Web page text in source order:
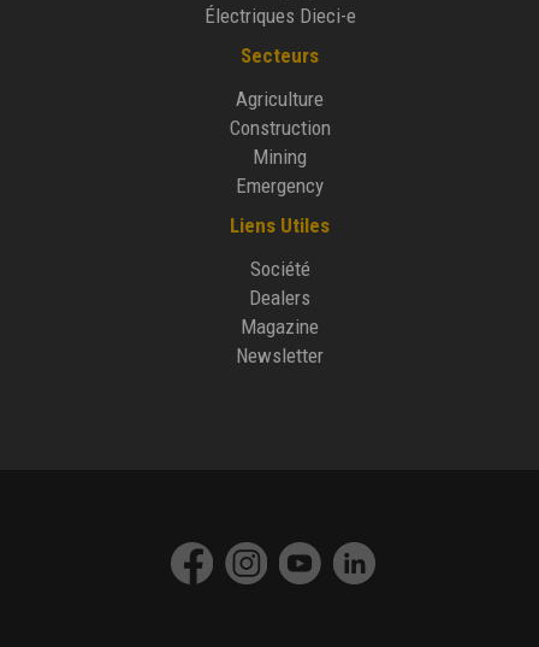
Électriques Dieci-e
Secteurs
Agriculture
Construction
Mining
Emergency
Liens Utiles
Société
Dealers
Magazine
Newsletter